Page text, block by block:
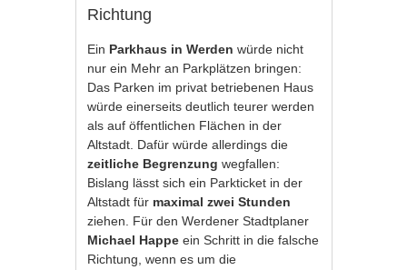
Richtung
Ein Parkhaus in Werden würde nicht
nur ein Mehr an Parkplätzen bringen:
Das Parken im privat betriebenen Haus
würde einerseits deutlich teurer werden
als auf öffentlichen Flächen in der
Altstadt. Dafür würde allerdings die
zeitliche Begrenzung wegfallen:
Bislang lässt sich ein Parkticket in der
Altstadt für maximal zwei Stunden
ziehen. Für den Werdener Stadtplaner
Michael Happe ein Schritt in die falsche
Richtung, wenn es um die